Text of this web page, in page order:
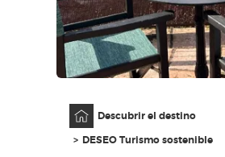
ES
Descubrir el destino
DESEO Turismo sostenible